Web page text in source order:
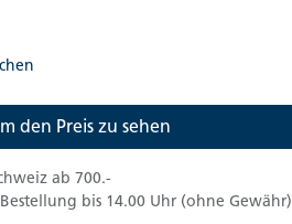
den Preis zu sehen
ab 700.-
bis 14.00 Uhr (ohne Gewähr)